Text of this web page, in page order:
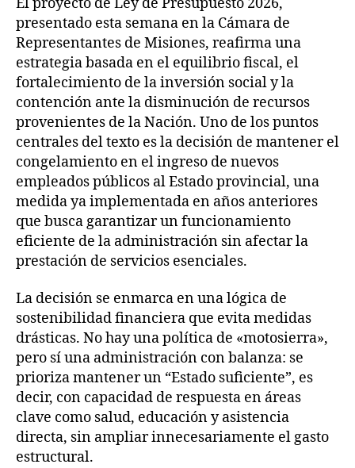
presentado esta semana en la Cámara de
Representantes de Misiones, reafirma una
estrategia basada en el equilibrio fiscal, el
fortalecimiento de la inversión social y la
contención ante la disminución de recursos
provenientes de la Nación. Uno de los puntos
centrales del texto es la decisión de mantener el
congelamiento en el ingreso de nuevos
empleados públicos al Estado provincial, una
medida ya implementada en años anteriores
que busca garantizar un funcionamiento
eficiente de la administración sin afectar la
prestación de servicios esenciales.
La decisión se enmarca en una lógica de
sostenibilidad financiera que evita medidas
drásticas. No hay una política de «motosierra»,
pero sí una administración con balanza: se
prioriza mantener un “Estado suficiente”, es
decir, con capacidad de respuesta en áreas
clave como salud, educación y asistencia
directa, sin ampliar innecesariamente el gasto
estructural.